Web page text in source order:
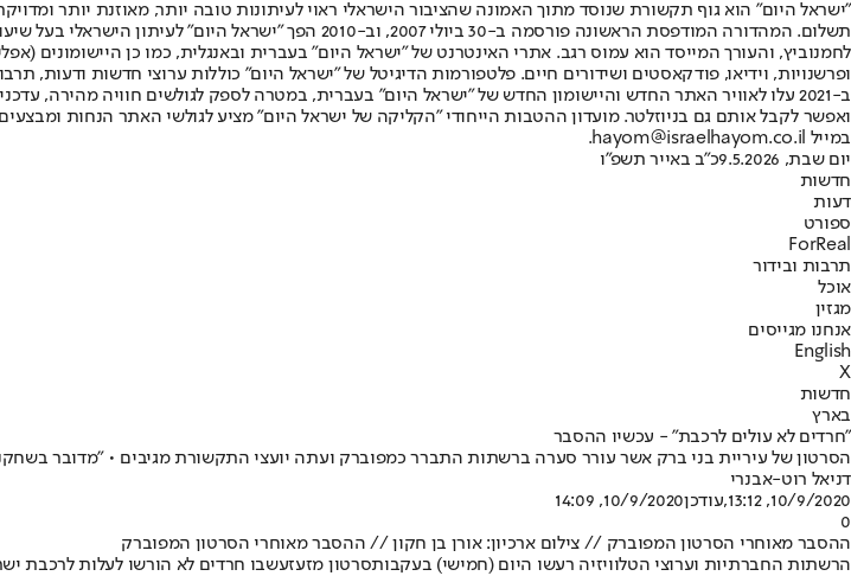
"ישראל היום" הוא גוף תקשורת שנוסד מתוך האמונה שהציבור הישראלי ראוי לעיתונות טובה יותר, מאוזנת יותר
תשלום. המהדורה המודפסת הראשונה פורסמה ב-30 ביולי 2007,
ופרשנויות, וידיאו, פודקאסטים ושידורים חיים. פלטפורמות הדיגיטל של "ישראל היום" כוללות ערוצי חדשות ודעות,
ב-2021 עלו לאוויר האתר החדש והיישומון החדש של "ישראל היום" בעברית, במטרה לספק לגולשים חוויה
ואפשר לקבל אותם גם בניוזלטר. מועדון ההטבות הייחודי "הקליקה של ישראל היום" מציע לגולשי האתר הנחות
במייל hayom@israelhayom.co.il.
יום שבת, 9.5.2026
כ"ב באייר תשפ"ו
חדשות
דעות
ספורט
ForReal
תרבות ובידור
אוכל
מגזין
אנחנו מגייסים
English
X
חדשות
בארץ
"חרדים לא עולים לרכבת" - עכשיו ההסבר
הסרטון של עיריית בני ברק אשר עורר סערה ברשתות התברר כמפוברק ועתה יועצי התקשורת מגיבים • "מדובר
דניאל רוט-אבנרי
10/9/2020, 13:12
,עודכן10/9/2020, 14:09
0
ההסבר מאוחרי הסרטון המפוברק // צילום ארכיון: אורן בן חקון // ההסבר מאוחרי הסרטון המפוברק
הרשתות החברתיות וערוצי הטלוויזיה רעשו היום (חמישי) בעקבותסרטון מזעזעשבו חרדים לא הורשו לעלות לרכבת